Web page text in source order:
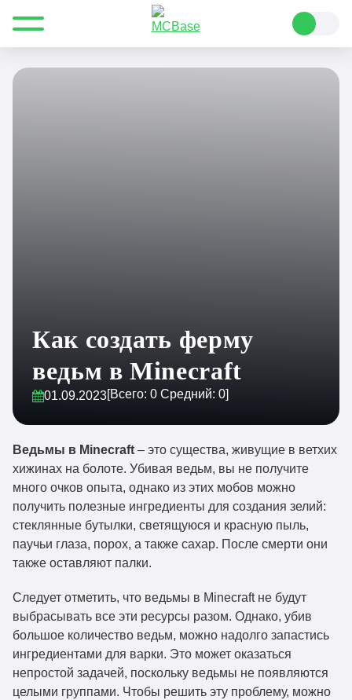
Все для Minecraft Полезные статьи
Руководства
Как создать ферму
ведьм в Minecraft
01.09.2023[Всего: 0 Средний: 0]
Ведьмы в Minecraft – это существа, живущие в ветхих
хижинах на болоте. Убивая ведьм, вы не получите
много очков опыта, однако из этих мобов можно
получить полезные ингредиенты для создания зелий:
стеклянные бутылки, светящуюся и красную пыль,
паучьи глаза, порох, а также сахар. После смерти они
также оставляют палки.
Следует отметить, что ведьмы в Minecraft не будут
выбрасывать все эти ресурсы разом. Однако, убив
большое количество ведьм, можно надолго запастись
ингредиентами для варки. Это может оказаться
непростой задачей, поскольку ведьмы не появляются
целыми группами. Чтобы решить эту проблему, можно